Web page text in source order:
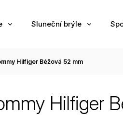
Sluneční brýle
Hilfiger Béžová 52 mm
Hilfiger